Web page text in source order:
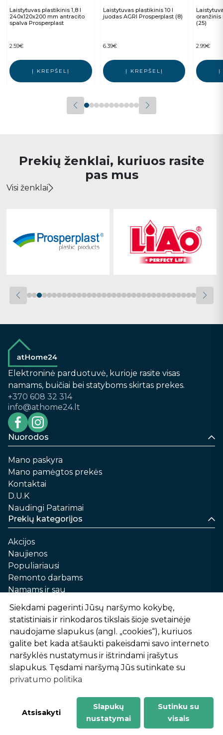
Laistytuvas plastikinis 1,8 l
240x120x200 mm antracito
spalva Prosperplast
2.59€
Į KREPŠELĮ
Laistytuvas plastikinis 10 l
juodas AGRI Prosperplast (8)
6.39€
Į KREPŠELĮ
oranžinis
(25)
2.99€
Į
Prekių ženklai, kuriuos rasite
pas mus
Visi ženklai
Elektroninė parduotuvė, kurioje rasite visas
namams, buičiai bei statyboms skirtas prekes.
+370 608 32 314
info@athome24.lt
Nuorodos
Mano paskyra
Mano pamėgtos prekės
Kontaktai
D.U.K
Naudingi Patarimai
Prekių kategorijos
Akcijos
Naujienos
Populiariausi
Remonto darbams
Namams ir sau
Automobilių priežiūrai
Sodui ir daržui
Informacija
Apie mus
Prekių pirkimo – pardavimo taisyklės
Prekių pristatymas ir atsiėmimas
Garantinis aptarnavimas ir prekių grąžinimas
Privatumo politika
AtHome24.lt © 2026 Visos teisės saugomos
-
1
2
%
n
u
o
l
a
i
d
a
Siekdami pagerinti Jūsų naršymo kokybę,
statistiniais ir rinkodaros tikslais šioje svetainėje
naudojame slapukus (angl. „cookies“), kuriuos
galite bet kada atšaukti pakeisdami savo interneto
naršyklės nustatymus ir ištrindami įrašytus
slapukus. Tęsdami naršymą Jūs sutinkate su
privatumo politika
Atsisakyti
Slapukų
nustatymai
Sutinku su
visais